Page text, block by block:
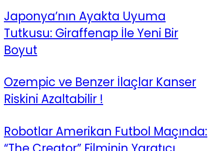
Japonya’nın Ayakta Uyuma
Tutkusu: Giraffenap İle Yeni Bir
Boyut
Ozempic ve Benzer İlaçlar Kanser
Riskini Azaltabilir !
Robotlar Amerikan Futbol Maçında: